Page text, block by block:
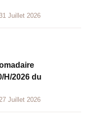
Juillet 2026
H/2026 du
Juillet 2026